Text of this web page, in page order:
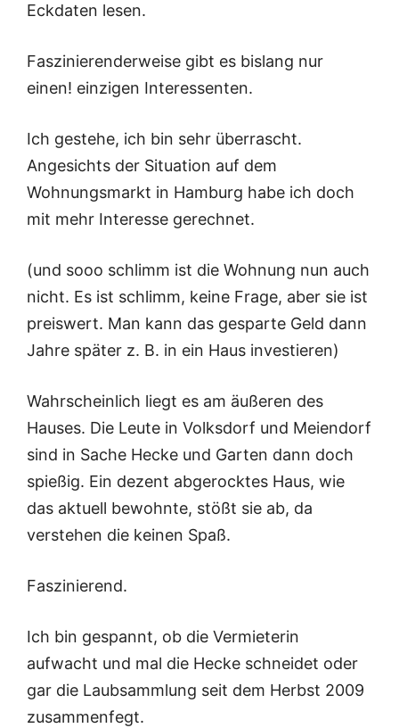
Eckdaten lesen.
Faszinierenderweise gibt es bislang nur
einen! einzigen Interessenten.
Ich gestehe, ich bin sehr überrascht.
Angesichts der Situation auf dem
Wohnungsmarkt in Hamburg habe ich doch
mit mehr Interesse gerechnet.
(und sooo schlimm ist die Wohnung nun auch
nicht. Es ist schlimm, keine Frage, aber sie ist
preiswert. Man kann das gesparte Geld dann
Jahre später z. B. in ein Haus investieren)
Wahrscheinlich liegt es am äußeren des
Hauses. Die Leute in Volksdorf und Meiendorf
sind in Sache Hecke und Garten dann doch
spießig. Ein dezent abgerocktes Haus, wie
das aktuell bewohnte, stößt sie ab, da
verstehen die keinen Spaß.
Faszinierend.
Ich bin gespannt, ob die Vermieterin
aufwacht und mal die Hecke schneidet oder
gar die Laubsammlung seit dem Herbst 2009
zusammenfegt.